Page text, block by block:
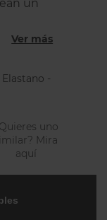
un
partes y
que las
y
el
en las
gran
muy
Ver más
-
uno
Mira
aquí